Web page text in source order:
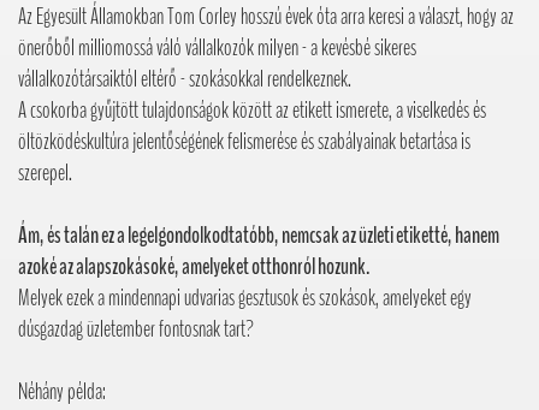
Az Egyesült Államokban Tom Corley hosszú évek óta arra keresi a választ, hogy az
önerőből milliomossá váló vállalkozók milyen - a kevésbé sikeres
vállalkozótársaiktól eltérő - szokásokkal rendelkeznek.
A csokorba gyűjtött tulajdonságok között az etikett ismerete, a viselkedés és
öltözködéskultúra jelentőségének felismerése és szabályainak betartása is
szerepel.
Ám, és talán ez a legelgondolkodtatóbb, nemcsak az üzleti etiketté, hanem
azoké az alapszokásoké, amelyeket otthonról hozunk.
Melyek ezek a mindennapi udvarias gesztusok és szokások, amelyeket egy
dúsgazdag üzletember fontosnak tart?
Néhány példa: